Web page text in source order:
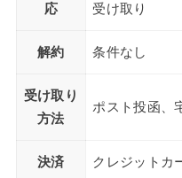
応
受け取り
解約 条件なし
受け取り
方法
ポスト投函、
決済 クレジットカ